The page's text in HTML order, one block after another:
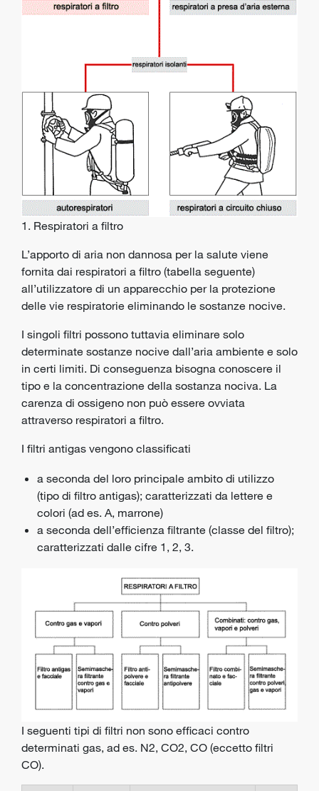
1. Respiratori a filtro
L’apporto di aria non dannosa per la salute viene
fornita dai respiratori a filtro (tabella seguente)
all’utilizzatore di un apparecchio per la protezione
delle vie respiratorie eliminando le sostanze nocive.
I singoli filtri possono tuttavia eliminare solo
determinate sostanze nocive dall’aria ambiente e solo
in certi limiti. Di conseguenza bisogna conoscere il
tipo e la concentrazione della sostanza nociva. La
carenza di ossigeno non può essere ovviata
attraverso respiratori a filtro.
I filtri antigas vengono classificati
a seconda del loro principale ambito di utilizzo
(tipo di filtro antigas); caratterizzati da lettere e
colori (ad es. A, marrone)
a seconda dell’efficienza filtrante (classe del filtro);
caratterizzati dalle cifre 1, 2, 3.
I seguenti tipi di filtri non sono efficaci contro
determinati gas, ad es. N2, CO2, CO (eccetto filtri
CO).